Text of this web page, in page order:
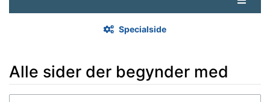
Specialside
Alle sider der begynder med